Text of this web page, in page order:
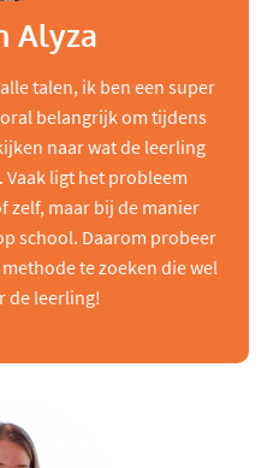
Alyza
talen, ik ben een super
belangrijk om tijdens
naar wat de leerling
ligt het probleem
zelf, maar bij de manier
school. Daarom probeer
te zoeken die wel
de leerling!